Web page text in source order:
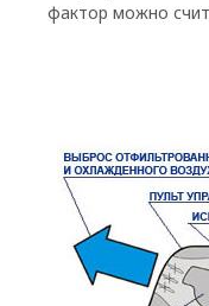
фактор можно